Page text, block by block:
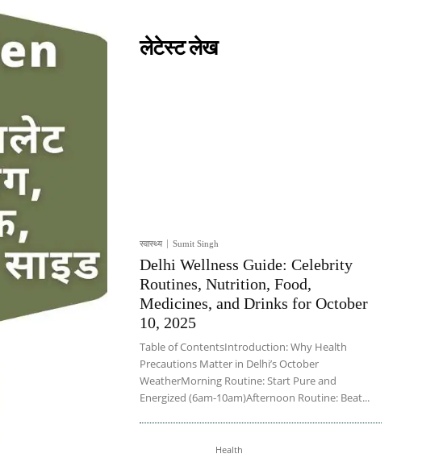
लेटेस्ट लेख
स्वास्थ्य Sumit Singh
Delhi Wellness Guide: Celebrity
Routines, Nutrition, Food,
Medicines, and Drinks for October
10, 2025
Table of ContentsIntroduction: Why Health
Precautions Matter in Delhi’s October
WeatherMorning Routine: Start Pure and
Energized (6am-10am)Afternoon Routine: Beat...
Health